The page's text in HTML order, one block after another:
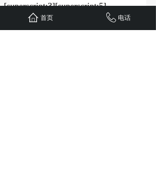
[superscript:3][superscript:5]。
首页 电话